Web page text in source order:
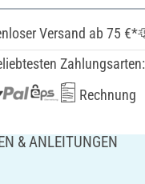
Versand ab 75 €*
Zahlungsarten:
Rechnung
& ANLEITUNGEN